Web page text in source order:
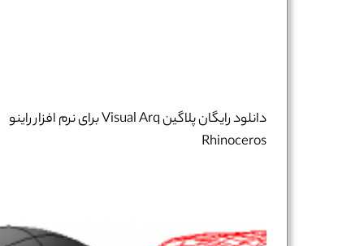
دانلود رایگان پلاگین Visual Arq برای نرم افزار راینو
Rhinoceros